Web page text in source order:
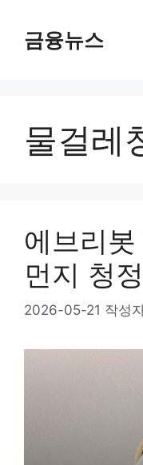
금융뉴스
물걸레
에브리
먼지 청
2026-05-21 작성